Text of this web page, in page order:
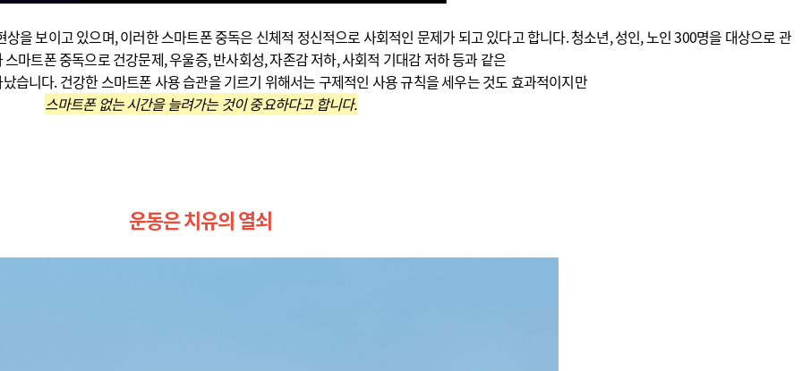
을 보이고 있으며, 이러한 스마트폰 중독은 신체적 정신적으로 사회적인 문제가 되고 있다고 합니다. 청소년, 성인, 노인 300명을 대상으로 관
마트폰 중독으로 건강문제, 우울증, 반사회성, 자존감 저하, 사회적 기대감 저하 등과 같은
습니다. 건강한 스마트폰 사용 습관을 기르기 위해서는 구제적인 사용 규칙을 세우는 것도 효과적이지만
스마트폰 없는 시간을 늘려가는 것이 중요하다고 합니다.
운동은 치유의 열쇠